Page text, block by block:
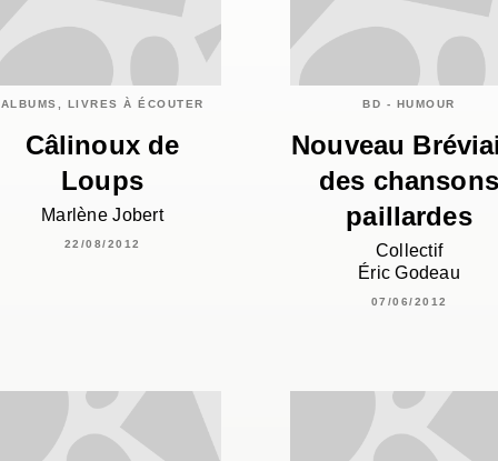
ALBUMS, LIVRES À ÉCOUTER
Câlinoux de
Loups
Marlène Jobert
22/08/2012
BD - HUMOUR
Nouveau
des chansons
paillardes
Collectif
Éric Godeau
07/06/2012